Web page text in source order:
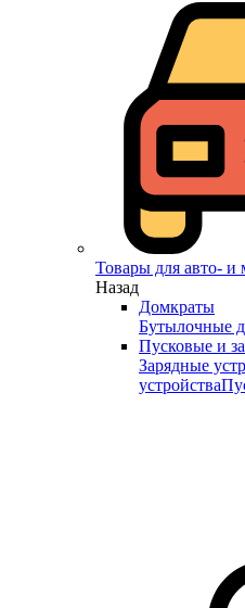
Товары для авто- и
Назад
Домкраты
Бутылочные
Пусковые и
Зарядные
устройства